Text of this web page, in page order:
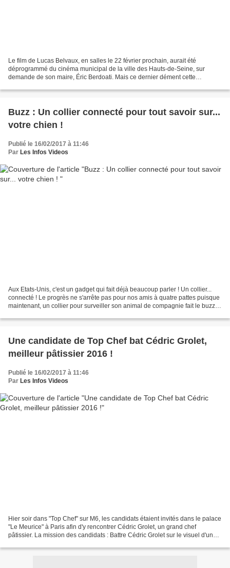
Le film de Lucas Belvaux, en salles le 22 février prochain, aurait été
déprogrammé du cinéma municipal de la ville des Hauts-de-Seine, sur
demande de son maire, Éric Berdoati. Mais ce dernier dément cette
Buzz : Un collier connecté pour tout savoir sur...
votre chien !
Publié le 16/02/2017 à 11:46
Par Les Infos Videos
Aux Etats-Unis, c'est un gadget qui fait déjà beaucoup parler ! Un collier...
connecté ! Le progrès ne s'arrête pas pour nos amis à quatre pattes puisque
maintenant, un collier pour surveiller son animal de compagnie fait le buzz
Une candidate de Top Chef bat Cédric Grolet,
meilleur pâtissier 2016 !
Publié le 16/02/2017 à 11:46
Par Les Infos Videos
Hier soir dans "Top Chef" sur M6, les candidats étaient invités dans le palace
"Le Meurice" à Paris afin d'y rencontrer Cédric Grolet, un grand chef
pâtissier. La mission des candidats : Battre Cédric Grolet sur le visuel d'un